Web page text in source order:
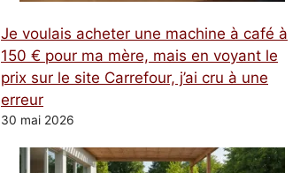
Je voulais acheter une machine à café à
150 € pour ma mère, mais en voyant le
prix sur le site Carrefour, j’ai cru à une
erreur
30 mai 2026